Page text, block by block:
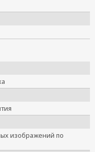
изображений по